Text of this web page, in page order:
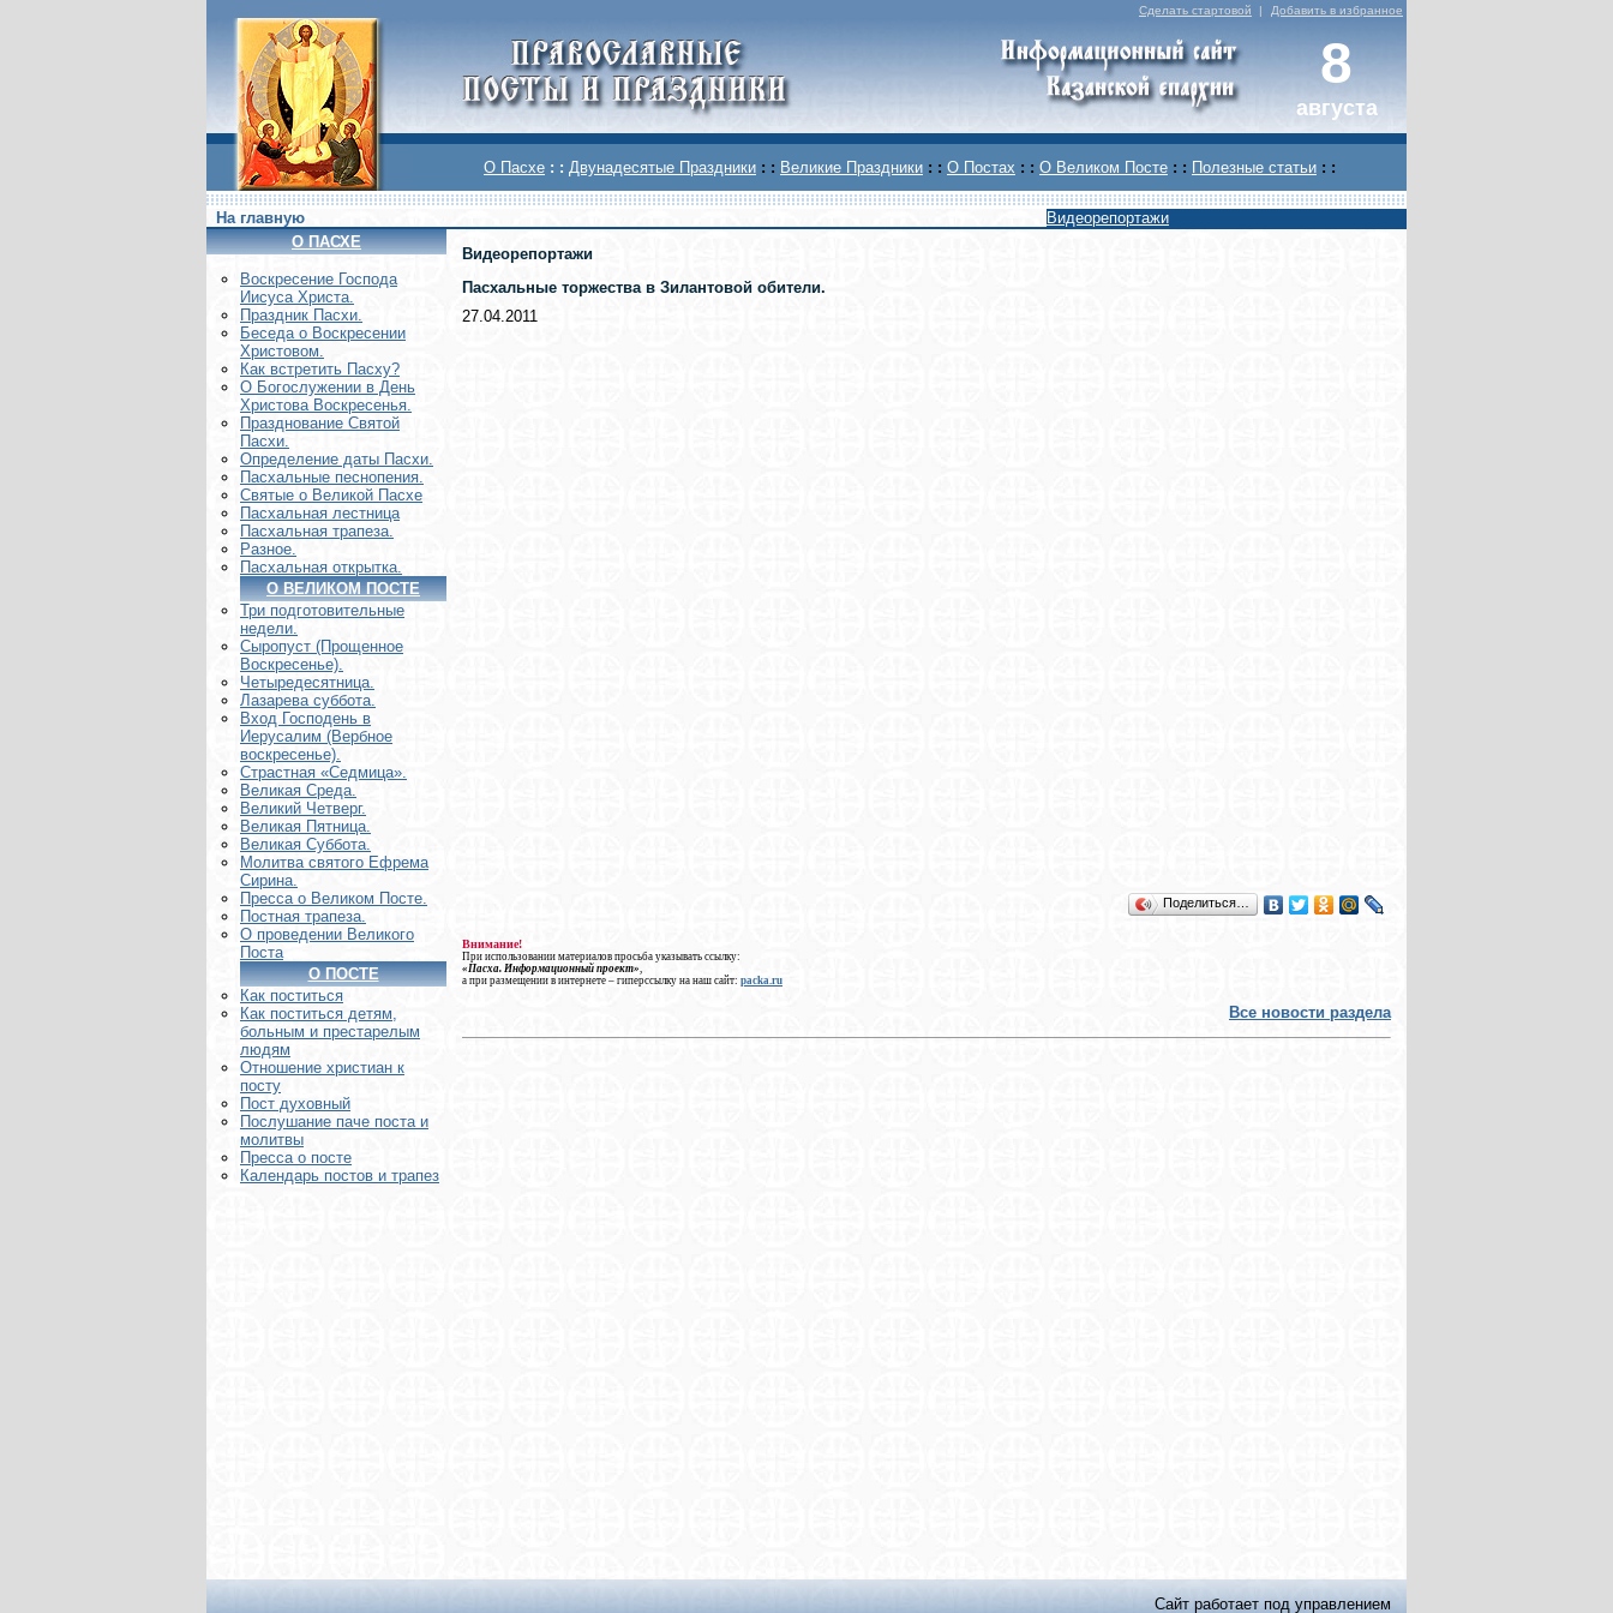
Сделать стартовой | Добавить в избранное
8
августа
О Пасхе : : Двунадесятые Праздники : : Великие Праздники : : О Постах : : О Великом Посте : : Полезные статьи : :
На главную
Видеорепортажи
О ПАСХЕ
Воскреcение Господа
Иисуса Христа.
Праздник Пасхи.
Беседа о Воскресении
Христовом.
Как встретить Пасху?
О Богослужении в День
Христова Воскресенья.
Празднование Святой
Пасхи.
Определение даты Пасхи.
Пасхальные песнопения.
Святые о Великой Пасхе
Пасхальная лестница
Пасхальная трапеза.
Разное.
Пасхальная открытка.
О ВЕЛИКОМ ПОСТЕ
Три подготовительные
недели.
Сыропуст (Прощенное
Воскресенье).
Четыредесятница.
Лазарева суббота.
Вход Господень в
Иерусалим (Вербное
воскресенье).
Страстная «Седмица».
Великая Среда.
Великий Четверг.
Великая Пятница.
Великая Суббота.
Молитва святого Ефрема
Сирина.
Пресса о Великом Посте.
Постная трапеза.
О проведении Великого
Поста
О ПОСТЕ
Как поститься
Как поститься детям,
больным и престарелым
людям
Отношение христиан к
посту
Пост духовный
Послушание паче поста и
молитвы
Пресса о посте
Календарь постов и трапез
Видеорепортажи
Пасхальные торжества в Зилантовой обители.
27.04.2011
Поделиться…
Внимание!
При использовании материалов просьба указывать ссылку:
«Пасха. Информационный проект»,
а при размещении в интернете – гиперссылку на наш сайт: packa.ru
Все новости раздела
Сайт работает под управлением